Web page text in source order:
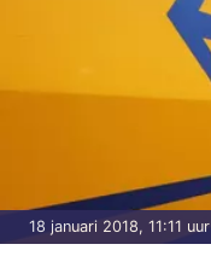
18 januari 2018, 11:11 uur